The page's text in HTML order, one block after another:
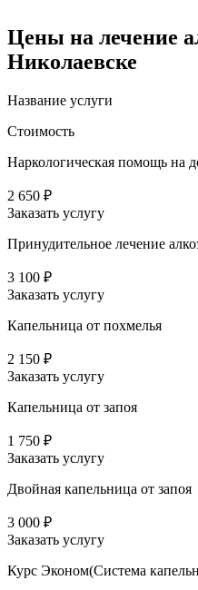
Цены на лечение
Николаевске
Название услуги
Стоимость
Наркологическая помощь на
2 650 ₽
Заказать услугу
Принудительное лечение
3 100 ₽
Заказать услугу
Капельница от похмелья
2 150 ₽
Заказать услугу
Капельница от запоя
1 750 ₽
Заказать услугу
Двойная капельница от запоя
3 000 ₽
Заказать услугу
Курс Эконом(Система